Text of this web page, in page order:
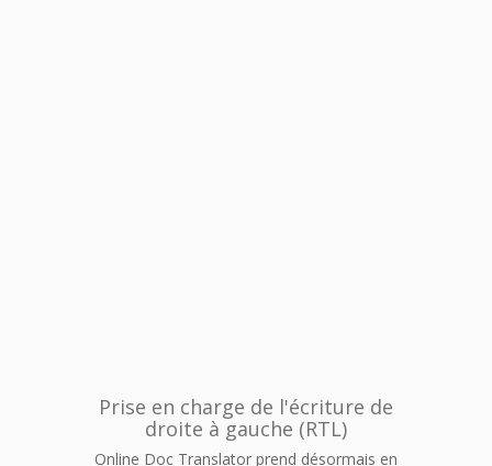
Prise en charge de l'écriture de
droite à gauche (RTL)
Online Doc Translator prend désormais en